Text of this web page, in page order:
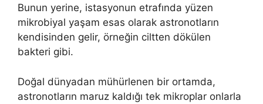
Bunun yerine, istasyonun etrafında yüzen
mikrobiyal yaşam esas olarak astronotların
kendisinden gelir, örneğin ciltten dökülen
bakteri gibi.
Doğal dünyadan mühürlenen bir ortamda,
astronotların maruz kaldığı tek mikroplar onlarla